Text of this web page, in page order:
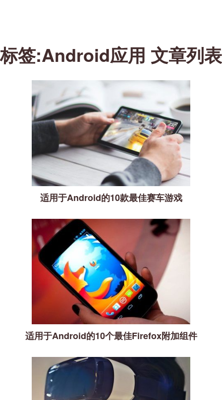
标签:Android应用 文章列表
适用于Android的10款最佳赛车游戏
适用于Android的10个最佳Firefox附加组件